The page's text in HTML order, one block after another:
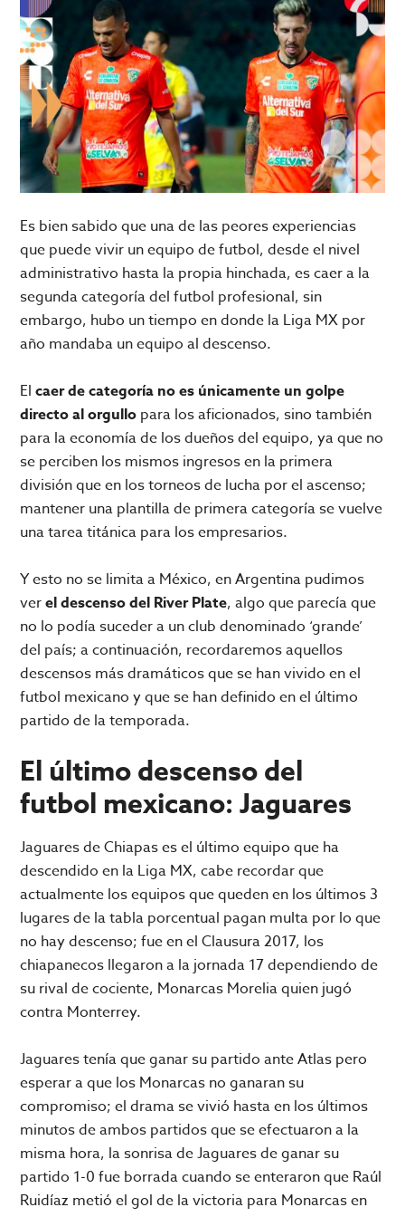
Es bien sabido que una de las peores experiencias
que puede vivir un equipo de futbol, desde el nivel
administrativo hasta la propia hinchada, es caer a la
segunda categoría del futbol profesional, sin
embargo, hubo un tiempo en donde la Liga MX por
año mandaba un equipo al descenso.
Elcaer de categoría no es únicamente un golpe
directo al orgullo para los aficionados, sino también
para la economía de los dueños del equipo, ya que no
se perciben los mismos ingresos en la primera
división que en los torneos de lucha por el ascenso;
mantener una plantilla de primera categoría se vuelve
una tarea titánica para los empresarios.
Y esto no se limita a México, en Argentina pudimos
verel descenso del River Plate, algo que parecía que
no lo podía suceder a un club denominado ‘grande’
del país; a continuación, recordaremos aquellos
descensos más dramáticos que se han vivido en el
futbol mexicano y que se han definido en el último
partido de la temporada.
El último descenso del
futbol mexicano: Jaguares
Jaguares de Chiapas es el último equipo que ha
descendido en la Liga MX, cabe recordar que
actualmente los equipos que queden en los últimos 3
lugares de la tabla porcentual pagan multa por lo que
no hay descenso; fue en el Clausura 2017, los
chiapanecos llegaron a la jornada 17 dependiendo de
su rival de cociente, Monarcas Morelia quien jugó
contra Monterrey.
Jaguares tenía que ganar su partido ante Atlas pero
esperar a que los Monarcas no ganaran su
compromiso; el drama se vivió hasta en los últimos
minutos de ambos partidos que se efectuaron a la
misma hora, la sonrisa de Jaguares de ganar su
partido 1-0 fue borrada cuando se enteraron que Raúl
Ruidíaz metió el gol de la victoria para Monarcas en